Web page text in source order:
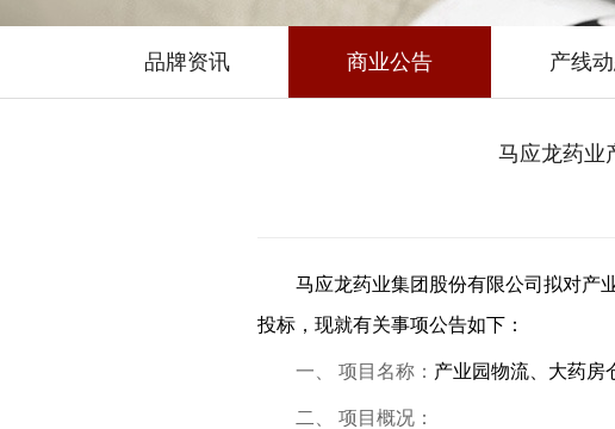
品牌资讯 商业公告 产线
马应龙药业
马应龙药业集团股份有限公司拟对产
投标，现就有关事项公告如下：
一、 项目名称： 产业园物流、大药房
二、 项目概况：